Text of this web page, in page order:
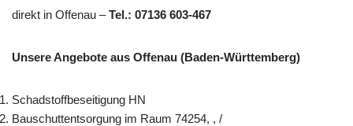
direkt in Offenau –Tel.: 07136 603-467
Unsere Angebote aus Offenau (Baden-Württemberg)
Schadstoffbeseitigung HN
Bauschuttentsorgung im Raum 74254, , /